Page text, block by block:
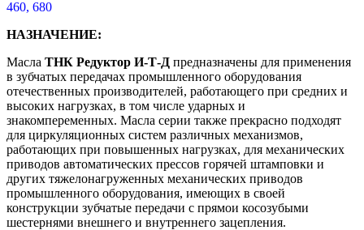
НАЗНАЧЕНИЕ:
Масла ТНК Редуктор И-Т-Д предназначены для применения
в зубчатых передачах промышленного оборудования
отечественных производителей, работающего при средних и
высоких нагрузках, в том числе ударных и
знакомпеременных. Масла серии также прекрасно подходят
для циркуляционных систем различных механизмов,
работающих при повышенных нагрузках, для механических
приводов автоматических прессов горячей штамповки и
других тяжелонагруженных механических приводов
промышленного оборудования, имеющих в своей
конструкции зубчатые передачи с прямои косозубыми
шестернями внешнего и внутреннего зацепления.